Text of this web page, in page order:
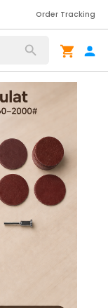
Order Tracking